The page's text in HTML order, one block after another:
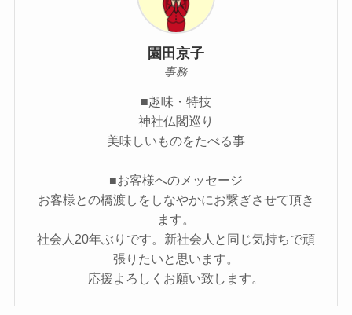
園田京子
事務
■趣味・特技
神社仏閣巡り
美味しいものをたべる事
■お客様へのメッセージ
お客様との橋渡しをしなやかにお繋ぎさせて頂き
ます。
社会人20年ぶりです。新社会人と同じ気持ちで頑
張りたいと思います。
応援よろしくお願い致します。